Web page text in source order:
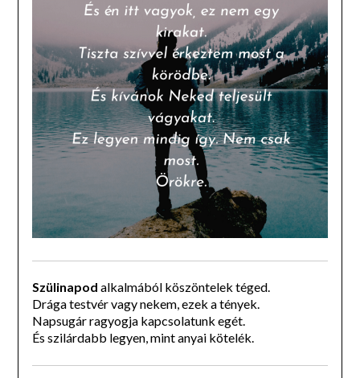
Szülinapod alkalmából köszöntelek téged.
Drága testvér vagy nekem, ezek a tények.
Napsugár ragyogja kapcsolatunk egét.
És szilárdabb legyen, mint anyai kötelék.